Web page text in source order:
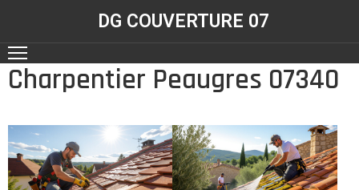
DG COUVERTURE 07
ACCUEIL
RÉALISATIONS
CONTACT
Charpentier Peaugres 07340